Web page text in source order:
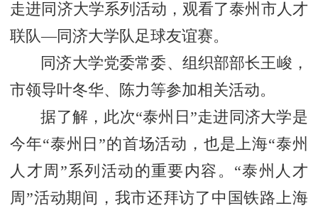
走进同济大学系列活动，观看了泰州市人才
联队—同济大学队足球友谊赛。
同济大学党委常委、组织部部长王峻，
市领导叶冬华、陈力等参加相关活动。
据了解，此次“泰州日”走进同济大学是
今年“泰州日”的首场活动，也是上海“泰州
人才周”系列活动的重要内容。“泰州人才
周”活动期间，我市还拜访了中国铁路上海